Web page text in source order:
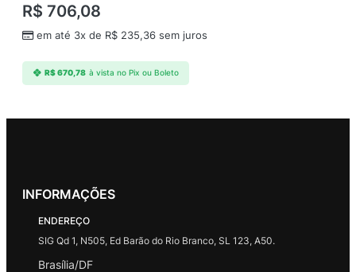
R$ 706,08
em até 3x de R$ 235,36 sem juros
R$670,78 à vista no Pix ou Boleto
INFORMAÇÕES
ENDEREÇO
SIG Qd 1, N505, Ed Barão do Rio Branco, SL 123, A50.
Brasília/DF